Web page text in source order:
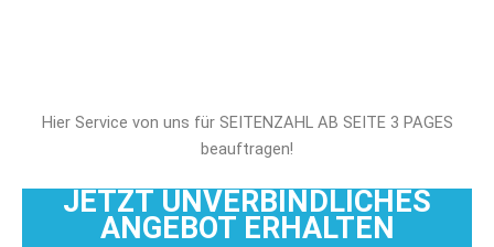
Hier Service von uns für SEITENZAHL AB SEITE 3 PAGES
beauftragen!
JETZT UNVERBINDLICHES
ANGEBOT ERHALTEN